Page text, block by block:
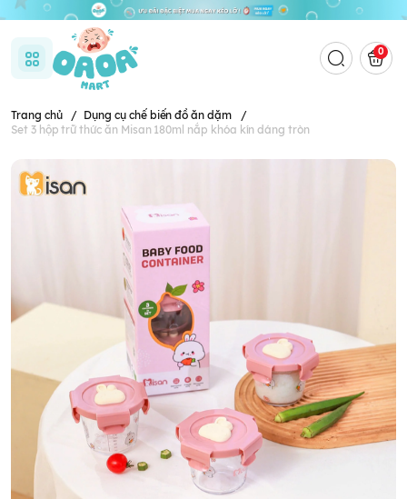
0
Trang chủ / Dụng cụ chế biến đồ ăn dặm
/
Set 3 hộp trữ thức ăn Misan 180ml nắp khóa kín dáng tròn